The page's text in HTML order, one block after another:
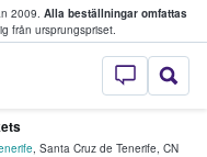
2009. Alla beställningar omfattas
från ursprungspriset.
StubHub – där
, Santa Cruz de Tenerife, CN